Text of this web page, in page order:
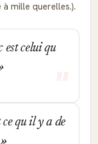
mille querelles.).
est celui qu
qu il y a de